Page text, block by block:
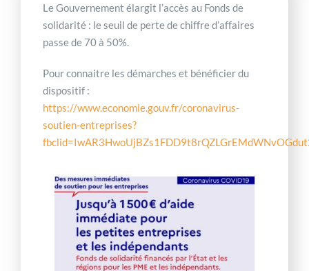
Le Gouvernement élargit l’accès au Fonds de
solidarité : le seuil de perte de chiffre d’affaires
passe de 70 à 50%.
Pour connaitre les démarches et bénéficier du
dispositif :
https://www.economie.gouv.fr/coronavirus-
soutien-entreprises?